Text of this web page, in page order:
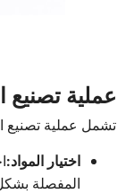
عملية تصنيع
تشمل عملية
اختيار المواد:
المفصلة